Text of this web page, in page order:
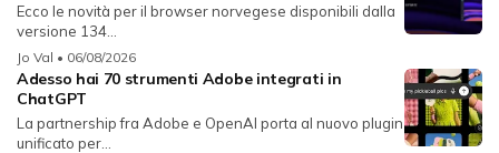
Ecco le novità per il browser norvegese disponibili dalla
versione 134...
Jo Val • 06/08/2026
Adesso hai 70 strumenti Adobe integrati in
ChatGPT
La partnership fra Adobe e OpenAI porta al nuovo plugin
unificato per...